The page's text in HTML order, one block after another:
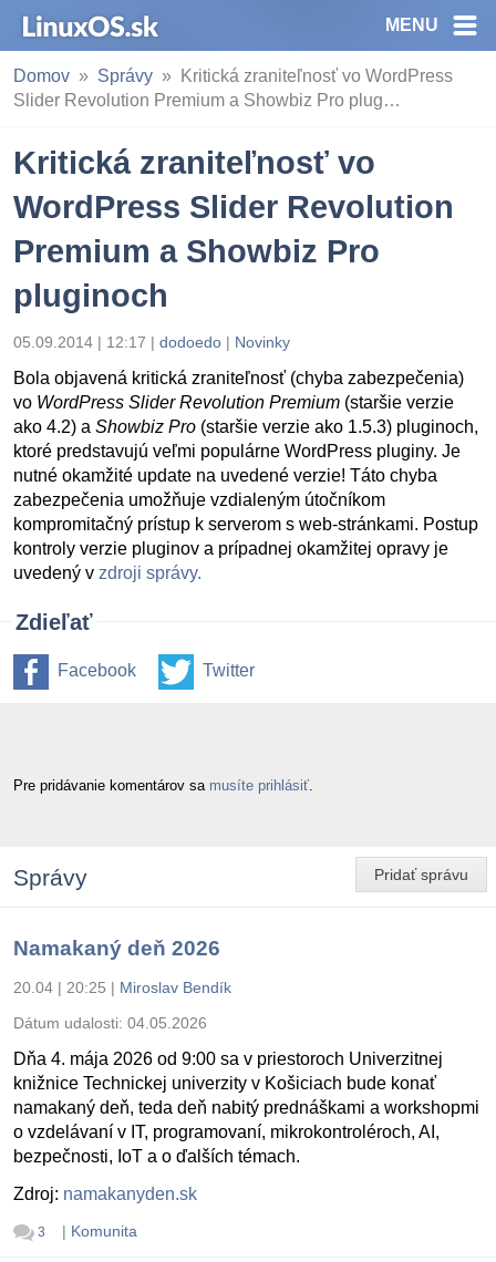
MENU
Domov Správy
Kritická zraniteľnosť vo WordPress
Slider Revolution Premium a Showbiz Pro plug…
Kritická zraniteľnosť vo
WordPress Slider Revolution
Premium a Showbiz Pro
pluginoch
05.09.2014 | 12:17 | dodoedo | Novinky
Bola objavená kritická zraniteľnosť (chyba zabezpečenia)
vo WordPress Slider Revolution Premium (staršie verzie
ako 4.2) a Showbiz Pro (staršie verzie ako 1.5.3) pluginoch,
ktoré predstavujú veľmi populárne WordPress pluginy. Je
nutné okamžité update na uvedené verzie! Táto chyba
zabezpečenia umožňuje vzdialeným útočníkom
kompromitačný prístup k serverom s web-stránkami. Postup
kontroly verzie pluginov a prípadnej okamžitej opravy je
uvedený v zdroji správy.
Zdieľať
Facebook Twitter
Pre pridávanie komentárov sa musíte prihlásiť
Pridať správu
Správy
Namakaný deň 2026
20.04 | 20:25 | Miroslav Bendík
Dátum udalosti: 04.05.2026
Dňa 4. mája 2026 od 9:00 sa v priestoroch Univerzitnej
knižnice Technickej univerzity v Košiciach bude konať
namakaný deň, teda deň nabitý prednáškami a workshopmi
o vzdelávaní v IT, programovaní, mikrokontroléroch, AI,
bezpečnosti, IoT a o ďalších témach.
Zdroj: namakanyden.sk
3 | Komunita